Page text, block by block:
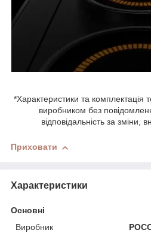
*Характеристики та комплектація
виробником без
відповідальність за зміни,
Приховати
Характеристики
Основні
Виробник